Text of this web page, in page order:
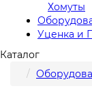
Хомуты
Уценка и
Каталог